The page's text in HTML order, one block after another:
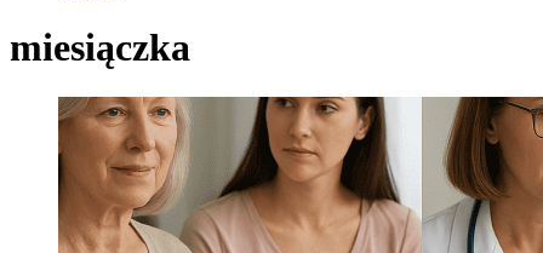
miesiączka